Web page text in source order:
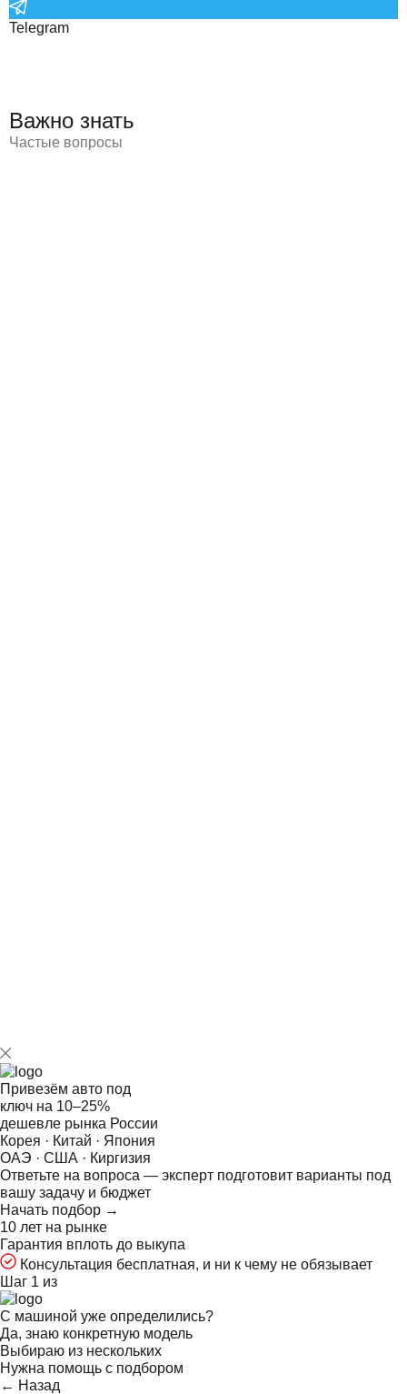
Telegram
Важно знать
Частые вопросы
Привезём авто под
ключ на 10–25%
дешевле рынка России
Корея · Китай · Япония
ОАЭ · США · Киргизия
Ответьте на вопроса — эксперт подготовит варианты под
вашу задачу и бюджет
Начать подбор →
10 лет на рынке
Гарантия вплоть до выкупа
Консультация бесплатная, и ни к чему не обязывает
Шаг 1 из
С машиной уже определились?
Да, знаю конкретную модель
Выбираю из нескольких
Нужна помощь с подбором
← Назад